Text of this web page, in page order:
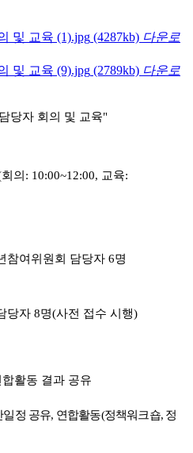
및 교육 (1).jpg (4287kb) 다운로
및 교육 (9).jpg (2789kb) 다운로
당자 회의 및 교육"
회의 : 10:00~12:00, 교육:
참여위원회 담당자 6명
당자 8명(사전 접수 시행)
활동 결과 공유
일정 공유, 연합활동(정책워크숍, 정